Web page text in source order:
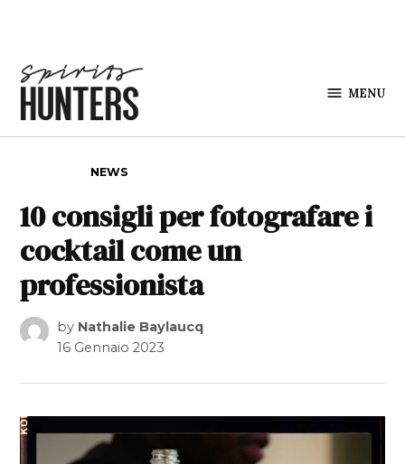
MENU
NEWS
10 consigli per fotografare i
cocktail come un
professionista
by Nathalie Baylaucq
16 Gennaio 2023